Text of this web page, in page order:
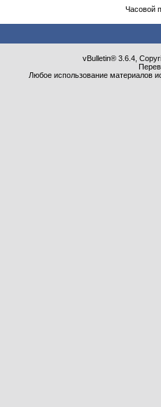
Часовой
vBulletin® 3.6.4,
Любое использование материалов